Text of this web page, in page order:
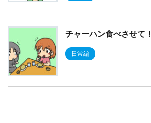
チャーハン食べさせて！
日常編